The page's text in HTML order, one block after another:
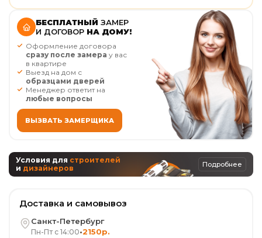
БЕСПЛАТНЫЙ ЗАМЕР
И ДОГОВОР НА ДОМУ!
Оформление договора
сразу после замера у вас
в квартире
Выезд на дом с
образцами дверей
Менеджер ответит на
любые вопросы
ВЫЗВАТЬ ЗАМЕРЩИКА
Условия для строителей
и дизайнеров Подробнее
Доставка и самовывоз
Санкт-Петербург
Пн-Пт с 14:00•2150р.